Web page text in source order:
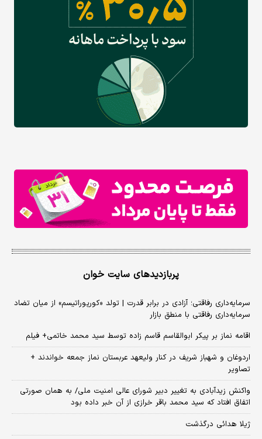
پربازدیدهای سایت خوان
سرمایه‌داری رفاقتی؛ آزادی در برابر قدرت | تولد «کورپوراتیسم» از میان تضاد
سرمایه‌داری رفاقتی با منطق بازار
اقامه نماز بر پیکر ابوالقاسم قاسم زاده توسط سید محمد خاتمی+ فیلم
اردوغان و شهباز شریف در کنار ولیعهد عربستان نماز جمعه خواندند +
تصاویر
واکنش زیدآبادی به تغییر دبیر شورای عالی امنیت ملی/ به همان صورتی
اتفاق افتاد که سید محمد باقر خرازی از آن خبر داده بود
ژیلا هدائی درگذشت